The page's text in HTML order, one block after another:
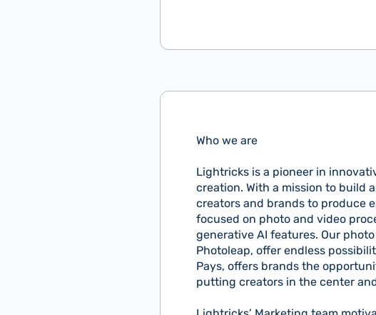
Who we are
Lightricks is a pioneer in
creation. With a mission to build
creators and brands to produce
focused on photo and video
generative AI features. Our
Photoleap, offer endless
Pays, offers brands the
putting creators in the center